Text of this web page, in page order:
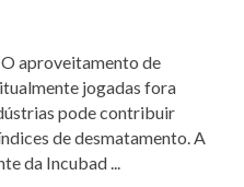
aproveitamento de
jogadas fora
pode contribuir
de desmatamento. A
da Incubad ...